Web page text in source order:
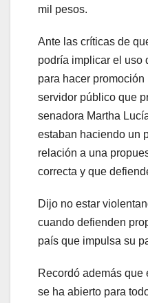
mil pesos.
Ante las críticas de
podría implicar el uso
para hacer
servidor público que
senadora Martha
estaban haciendo un
relación a una
correcta y que
Dijo no estar
cuando defienden
país que impulsa su
Recordó además
se ha abierto para